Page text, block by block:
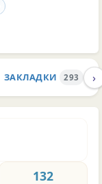
ЗАКЛАДКИ 293 ›
132